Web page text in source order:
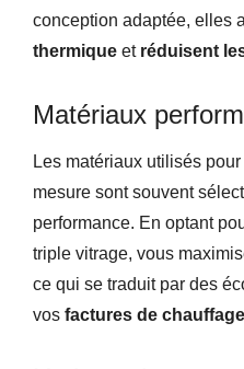
conception adaptée, elles
thermique et réduisent
Matériaux
Les matériaux utilisés
mesure sont souvent
performance. En optant
triple vitrage, vous
ce qui se traduit par des
vos factures de chauffage